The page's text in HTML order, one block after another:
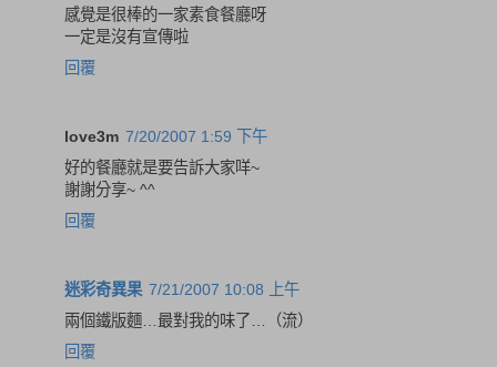
感覺是很棒的一家素食餐廳呀
一定是沒有宣傳啦
回覆
love3m 7/20/2007 1:59 下午
好的餐廳就是要告訴大家咩~
謝謝分享~ ^^
回覆
迷彩奇異果 7/21/2007 10:08 上午
兩個鐵版麵…最對我的味了…（流）
回覆